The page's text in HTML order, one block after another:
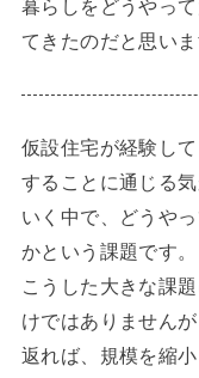
暮らしをどうやっ
てきたのだと思いま
仮設住宅が経験し
することに通じる
いく中で、どうや
かという課題です。
こうした大きな課
けではありません
返れば、規模を縮